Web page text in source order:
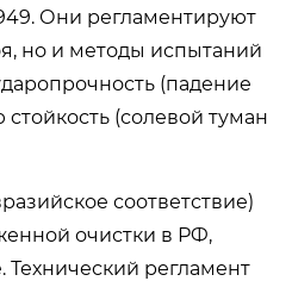
Они регламентируют
но и методы испытаний
(падение
(солевой туман
соответствие)
очистки в РФ,
Технический регламент